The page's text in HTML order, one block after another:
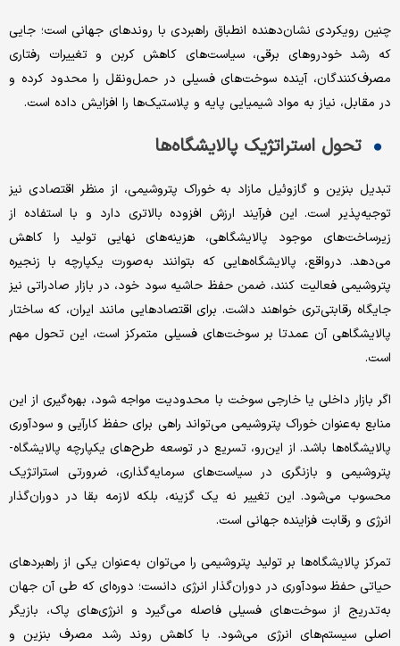
چنین رویکردی نشان‌‌‌دهنده انطباق راهبردی با روندهای جهانی است؛ جایی
که رشد خودروهای برقی، سیاست‌‌‌های کاهش کربن و تغییرات رفتاری
مصرف‌کنندگان، آینده سوخت‌‌‌های فسیلی در حمل‌‌‌ونقل را محدود کرده و
در مقابل، نیاز به مواد شیمیایی پایه و پلاستیک‌ها را افزایش داده است.
تحول استراتژیک پالایشگاه‌‌‌ها
تبدیل بنزین و گازوئیل مازاد به خوراک پتروشیمی، از منظر اقتصادی نیز
توجیه‌‌‌پذیر است. این فرآیند ارزش افزوده بالاتری دارد و با استفاده از
زیرساخت‌‌‌های موجود پالایشگاهی، هزینه‌‌‌های نهایی تولید را کاهش
می‌دهد. درواقع، پالایشگاه‌‌‌هایی که بتوانند به‌‌‌صورت یکپارچه با زنجیره
پتروشیمی فعالیت کنند، ضمن حفظ حاشیه سود خود، در بازار صادراتی نیز
جایگاه رقابتی‌‌‌تری خواهند داشت. برای اقتصادهایی مانند ایران، که ساختار
پالایشگاهی آن عمدتا بر سوخت‌‌‌های فسیلی متمرکز است، این تحول مهم
است.
اگر بازار داخلی یا خارجی سوخت با محدودیت مواجه شود، بهره‌‌‌گیری از این
منابع به‌‌‌عنوان خوراک پتروشیمی می‌تواند راهی برای حفظ کارآیی و سودآوری
پالایشگاه‌‌‌ها باشد. از این‌‌‌رو، تسریع در توسعه طرح‌‌‌های یکپارچه پالایشگاه-
پتروشیمی و بازنگری در سیاست‌‌‌های سرمایه‌گذاری، ضرورتی استراتژیک
محسوب می‌شود. این تغییر نه یک گزینه، بلکه لازمه بقا در دوران‌گذار
انرژی و رقابت فزاینده جهانی است.
تمرکز پالایشگاه‌‌‌ها بر تولید پتروشیمی را می‌توان به‌‌‌عنوان یکی از راهبردهای
حیاتی حفظ سودآوری در دوران‌گذار انرژی دانست؛ دوره‌‌‌ای که طی آن جهان
به‌‌‌تدریج از سوخت‌‌‌های فسیلی فاصله می‌گیرد و انرژی‌‌‌های پاک، بازیگر
اصلی سیستم‌های انرژی می‌شود. با کاهش روند رشد مصرف بنزین و